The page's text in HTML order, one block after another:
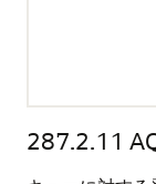
287.2.11